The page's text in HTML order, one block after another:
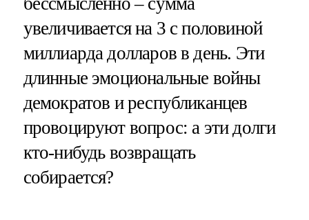
увеличивается на 3 с половиной
миллиарда долларов в день. Эти
длинные эмоциональные войны
демократов и республиканцев
провоцируют вопрос: а эти долги
кто-нибудь возвращать
собирается?